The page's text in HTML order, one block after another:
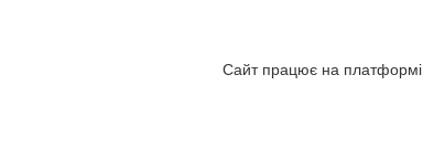
Сайт працює на платформі